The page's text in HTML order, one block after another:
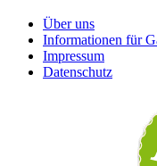
Über uns
Informationen für
Impressum
Datenschutz